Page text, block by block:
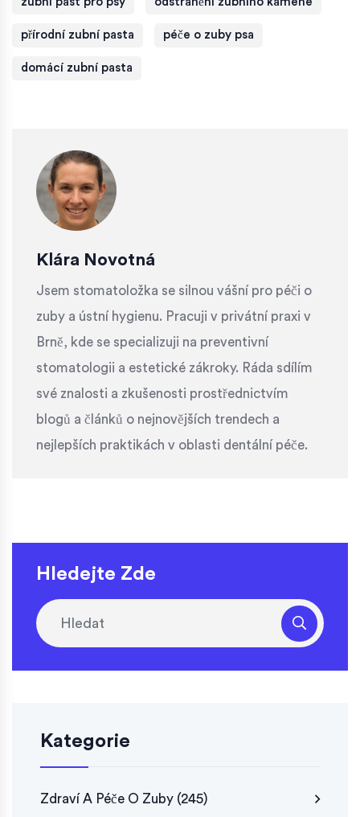
přírodní zubní pasta péče o zuby psa
domácí zubní pasta
Klára Novotná
Jsem stomatoložka se silnou vášní pro péči o
zuby a ústní hygienu. Pracuji v privátní praxi v
Brně, kde se specializuji na preventivní
stomatologii a estetické zákroky. Ráda sdílím
své znalosti a zkušenosti prostřednictvím
blogů a článků o nejnovějších trendech a
nejlepších praktikách v oblasti dentální péče.
Hledejte Zde
Kategorie
Zdraví A Péče O Zuby (245)